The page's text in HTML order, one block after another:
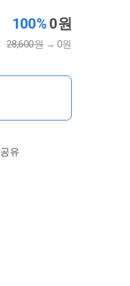
100%0원
28,600원→ 0원
공유